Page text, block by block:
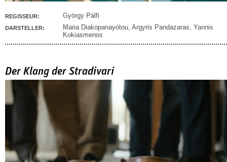
REGISSEUR: György Pálfi
DARSTELLER: Maria Diakopanayotou, Argyris Pandazaras, Yannis
Kokiasmenos
Der Klang der Stradivari